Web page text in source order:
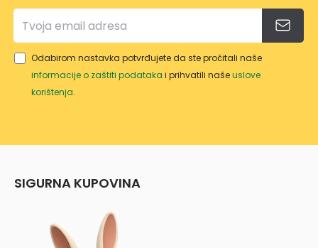
Odabirom nastavka potvrđujete da ste pročitali naše
informacije o zaštiti podataka i prihvatili našeuslove
korištenja.
SIGURNA KUPOVINA